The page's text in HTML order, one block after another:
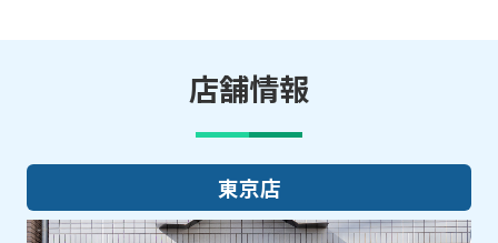
店舗情報
大阪店